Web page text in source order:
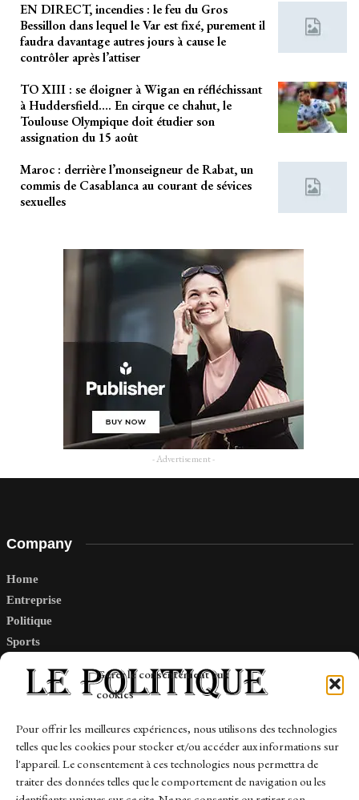
Gérer le consentement aux
cookies
Pour offrir les meilleures expériences, nous utilisons des technologies
telles que les cookies pour stocker et/ou accéder aux informations sur
l'appareil. Le consentement à ces technologies nous permettra de
traiter des données telles que le comportement de navigation ou les
EN DIRECT, incendies : le feu du Gros
Bessillon dans lequel le Var est fixé, purement il
faudra davantage autres jours à cause le
contrôler après l’attiser
TO XIII : se éloigner à Wigan en réfléchissant
à Huddersfield…. En cirque ce chahut, le
Toulouse Olympique doit étudier son
assignation du 15 août
Maroc : derrière l’monseigneur de Rabat, un
commis de Casablanca au courant de sévices
sexuelles
- Advertisement -
Company
Home
Entreprise
Politique
Sports
Links
Contact